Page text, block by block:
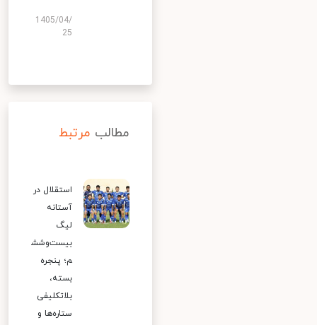
1405/04/
25
مطالب مرتبط
استقلال در
آستانه
لیگ
بیست‌وشش
م؛ پنجره
بسته،
بلاتکلیفی
ستاره‌ها و